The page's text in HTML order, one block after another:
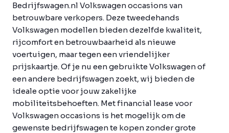
Bedrijfswagen.nl Volkswagen occasions van
betrouwbare verkopers. Deze tweedehands
Volkswagen modellen bieden dezelfde kwaliteit,
rijcomfort en betrouwbaarheid als nieuwe
voertuigen, maar tegen een vriendelijker
prijskaartje. Of je nu een gebruikte Volkswagen of
een andere bedrijfswagen zoekt, wij bieden de
ideale optie voor jouw zakelijke
mobiliteitsbehoeften. Met financial lease voor
Volkswagen occasions is het mogelijk om de
gewenste bedrijfswagen te kopen zonder grote